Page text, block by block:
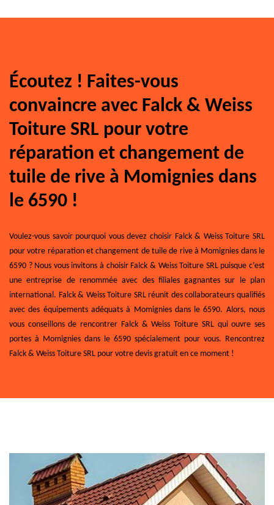
Écoutez ! Faites-vous
convaincre avec Falck & Weiss
Toiture SRL pour votre
réparation et changement de
tuile de rive à Momignies dans
le 6590 !
Voulez-vous savoir pourquoi vous devez choisir Falck & Weiss Toiture SRL
pour votre réparation et changement de tuile de rive à Momignies dans le
6590 ? Nous vous invitons à choisir Falck & Weiss Toiture SRL puisque c’est
une entreprise de renommée avec des filiales gagnantes sur le plan
international. Falck & Weiss Toiture SRL réunit des collaborateurs qualifiés
avec des équipements adéquats à Momignies dans le 6590. Alors, nous
vous conseillons de rencontrer Falck & Weiss Toiture SRL qui ouvre ses
portes à Momignies dans le 6590 spécialement pour vous. Rencontrez
Falck & Weiss Toiture SRL pour votre devis gratuit en ce moment !